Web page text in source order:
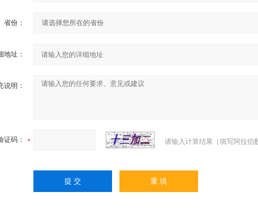
省份：
地址：
说明：
证码： 请输入计算结果（填写阿拉伯